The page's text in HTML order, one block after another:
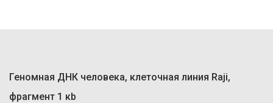
Геномная ДНК человека, клеточная линия Raji,
фрагмент 1 кb